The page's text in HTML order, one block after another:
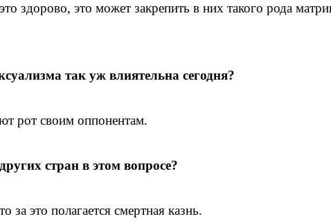
здорово, это может закрепить в них такого рода
так уж влиятельна сегодня?
рот своим оппонентам.
стран в этом вопросе?
за это полагается смертная казнь.